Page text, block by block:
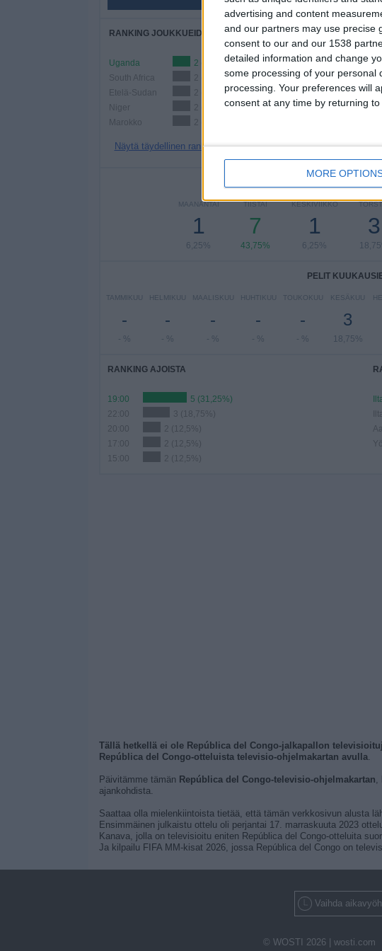
advertising and content
and our partners may use precise
consent to our and our 1538
detailed information and change
some processing of your personal
processing. Your preferences will
consent at any time by returning
MORE
56,25%
RANKING JOUKKUEIDEN MUKAAN
Uganda
2 (12,5%)
South Africa
2 (12,5%)
Etelä-Sudan
2 (12,5%)
Niger
2 (12,5%)
Marokko
2 (12,5%)
Näytä täydellinen ranking
MAANANTAI
1
6,25%
TIISTAI
7
43,75%
KESKIVIIKKO
1
6,25%
3
PELIT
TAMMIKUU
-
- %
HELMIKUU
-
- %
MAALISKUU
-
- %
HUHTIKUU
-
- %
TOUKOKUU
-
- %
KESÄKUU
3
18,75%
RANKING AJOISTA
19:00
5 (31,25%)
22:00
3 (18,75%)
20:00
2 (12,5%)
17:00
2 (12,5%)
15:00
2 (12,5%)
Yö
Tällä hetkellä ei ole República del Congo-jalkapallon
República del Congo-otteluista televisio-ohjelmakartan avulla.
Päivitämme tämän República del Congo-televisio-ohjelmakartan,
ajankohdista.
Saattaa olla mielenkiintoista tietää, että tämän verkkosivun alusta
Ensimmäinen julkaistu ottelu oli perjantai 17. marraskuuta 2023
Kanava, jolla on televisioitu eniten República del Congo-otteluita
Ja kilpailu FIFA MM-kisat 2026, jossa República del Congo on
Vaihda
© WOSTI 2026 | wosti.com